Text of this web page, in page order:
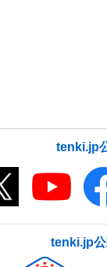
tenki.jp
tenki.jp公